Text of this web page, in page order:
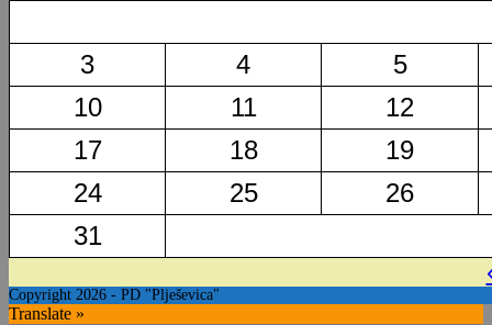
3 4
5
10
11
12
17
18
19
24
25
26
31
Copyright 2026 - PD "Plješevica"
Translate »